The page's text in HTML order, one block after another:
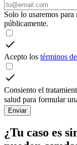
Solo lo usaremos
públicamente.
Acepto los términos
Consiento el
salud para formular
Enviar
¿Tu caso es